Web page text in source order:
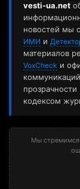
vesti-ua.net
новостей мы
ИМИ и
материалов
VoxCheck и
кодексом
Мы стремимся